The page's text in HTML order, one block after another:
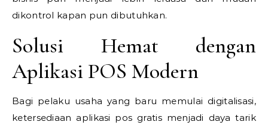
dikontrol kapan pun dibutuhkan.
Solusi Hemat dengan
Aplikasi POS Modern
Bagi pelaku usaha yang baru memulai digitalisasi,
ketersediaan aplikasi pos gratis menjadi daya tarik